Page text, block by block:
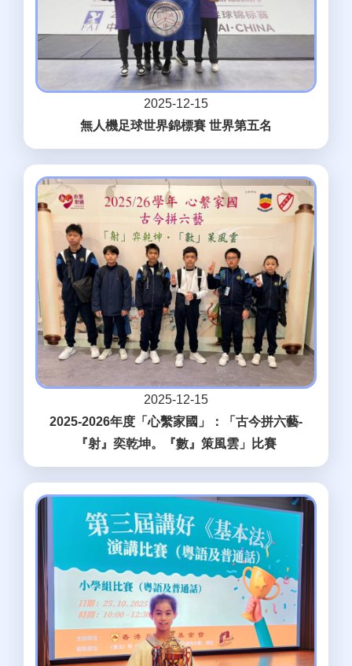
2025-12-15
無人機足球世界錦標賽 世界第五名
2025-12-15
2025-2026年度「心繫家國」：「古今拼六藝-
『射』奕乾坤。『數』策風雲」比賽